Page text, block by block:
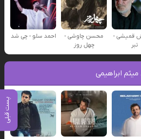
پست قبلی
قمیشی -
تبر
محسن چاوشی -
چهل روز
احمد سلو - چی شد
ابراهیمی